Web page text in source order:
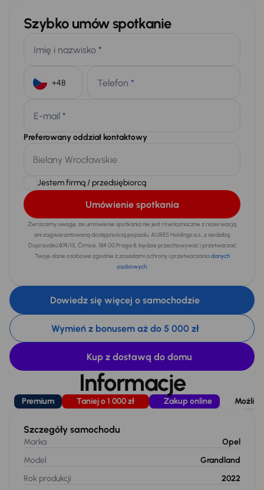
Szybko umów spotkanie
Imię i nazwisko *
Telefon *
E-mail *
Preferowany oddział kontaktowy
Jestem firmą / przedsiębiorcą
Umówienie spotkania
Zwracamy uwagę, że umówienie spotkania nie jest równoznaczne z rezerwacją
ani zagwarantowaną dostępnością pojazdu. AURES Holdings a.s., z siedzibą
Dopraváků 874/15, Čimice, 184 00 Praga 8, będzie przechowywać i przetwarzać
Twoje dane osobowe zgodnie z zasadami ochrony i przetwarzaniadanych
osobowych.
Dowiedz się więcej o samochodzie
Wymień z bonusem aż do 5 000 zł
Kup z dostawą do domu
Informacje
Premium Taniej o 1 000 zł Zakup online
Szczegóły samochodu
Marka
Opel
Model
Grandland
Rok produkcji
2022